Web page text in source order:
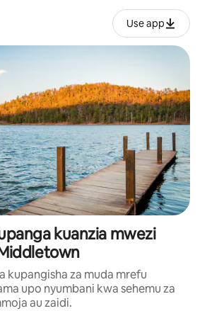
Use app
kuanzia mwezi
kupangisha za muda mrefu
upo nyumbani kwa sehemu za
au zaidi.